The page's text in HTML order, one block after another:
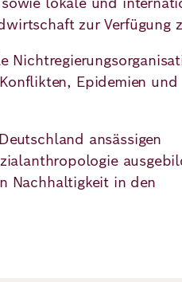
zur Verfügung
Epidemien und
ansässigen
Nachhaltigkeit in den